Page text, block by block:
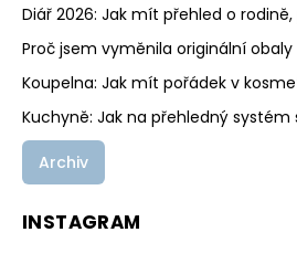
Diář 2026: Jak mít přehled o
Proč jsem vyměnila originální
Koupelna: Jak mít pořádek v
Kuchyně: Jak na přehledný
Archiv
INSTAGRAM